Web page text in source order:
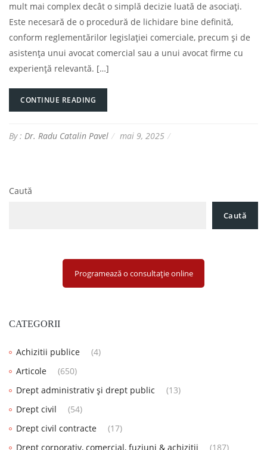
mult mai complex decât o simplă decizie luată de asociați.
Este necesară de o procedură de lichidare bine definită,
conform reglementărilor legislației comerciale, precum și de
asistența unui avocat comercial sau a unui avocat firme cu
experiență relevantă. […]
CONTINUE READING
By : Dr. Radu Catalin Pavel mai 9, 2025
Caută
Caută
Programează o consultație online
CATEGORII
Achizitii publice
(4)
Articole
(650)
Drept administrativ și drept public
(13)
Drept civil
(54)
Drept civil contracte
(17)
Drept corporativ, comercial, fuziuni & achiziții
(187)